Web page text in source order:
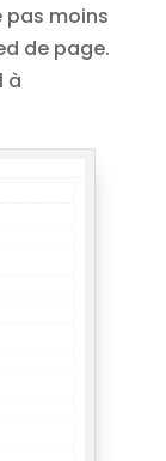
pas moins
de page.
à